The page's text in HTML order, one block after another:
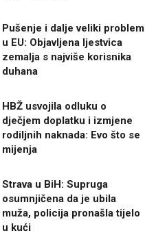
Pušenje i dalje veliki problem
u EU: Objavljena ljestvica
zemalja s najviše korisnika
duhana
HBŽ usvojila odluku o
dječjem doplatku i izmjene
rodiljnih naknada: Evo što se
mijenja
Strava u BiH: Supruga
osumnjičena da je ubila
muža, policija pronašla tijelo
u kući